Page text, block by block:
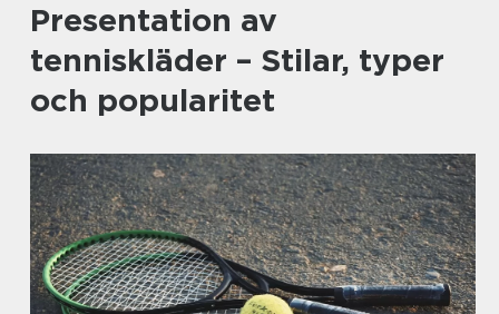
Presentation av
tenniskläder – Stilar, typer
och popularitet